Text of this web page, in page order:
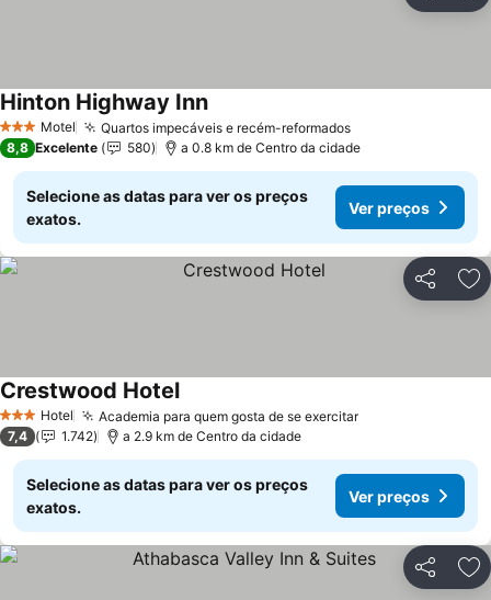
3 EstrelasMotel Quartos impecáveis e recém-reformados
Hinton Highway Inn
8,8 Excelente 580 a 0.8 km de Centro da cidade
Selecione as datas para ver os preços
exatos.
Ver preços
Partilhar
3 EstrelasHotel Academia para quem gosta de se exercitar
Crestwood Hotel
7,4 1.742 a 2.9 km de Centro da cidade
Selecione as datas para ver os preços
exatos.
Ver preços
Partilhar